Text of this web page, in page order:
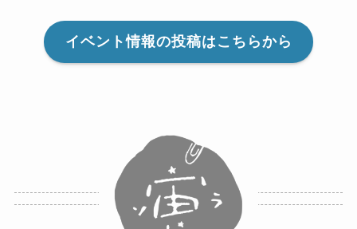
イベント情報の投稿はこちらから